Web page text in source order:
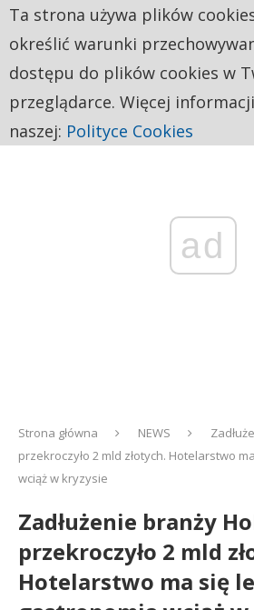
ad
Strona główna NEWS
przekroczyło 2 mld złotych. Hotelarstwo
wciąż w kryzysie
Zadłużenie branży
przekroczyło 2 mld
Hotelarstwo ma się
Ta strona używa plików
określić warunki
dostępu do plików cookies w
przeglądarce. Więcej
naszej: Polityce Cookies